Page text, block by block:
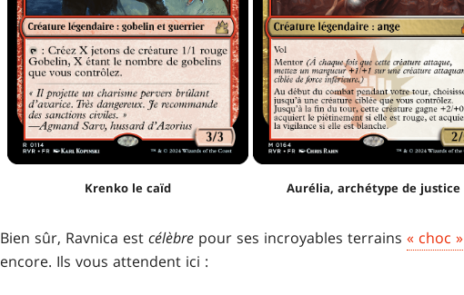
Krenko le caïd Aurélia, archétype de justice
Bien sûr, Ravnica est célèbre pour ses incroyables terrains « choc »
encore. Ils vous attendent ici :